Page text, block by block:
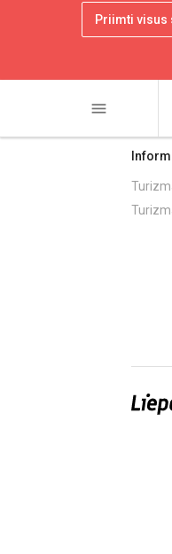
Priimti visus
menu